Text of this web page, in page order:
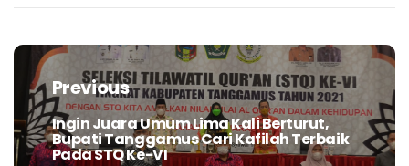
Navigasi
posPrevious
Previous
post:
Ingin Juara Umum Lima Kali Berturut,
Bupati Tanggamus Cari Kafilah Terbaik
Pada STQ Ke-VI